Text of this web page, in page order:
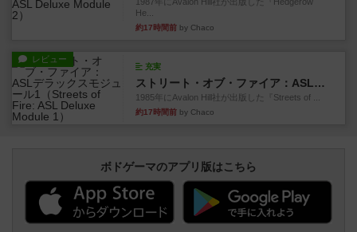
He...
約17時間前 by Chaco
レビュー
充実
ストリート・オブ・ファイア：ASLデラックスモジュール1
1985年にAvalon Hill社が出版した『Streets of ...
約17時間前 by Chaco
ボドゲーマのアプリ版はこちら